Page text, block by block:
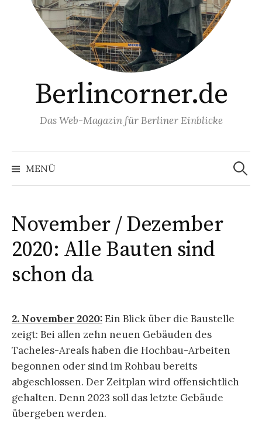
Berlincorner.de
Das Web-Magazin für Berliner Einblicke
MENÜ
Suchen
nach:
November / Dezember
2020: Alle Bauten sind
schon da
2. November 2020:Ein Blick über die Baustelle
zeigt: Bei allen zehn neuen Gebäuden des
Tacheles-Areals haben die Hochbau-Arbeiten
begonnen oder sind im Rohbau bereits
abgeschlossen. Der Zeitplan wird offensichtlich
gehalten. Denn 2023 soll das letzte Gebäude
übergeben werden.